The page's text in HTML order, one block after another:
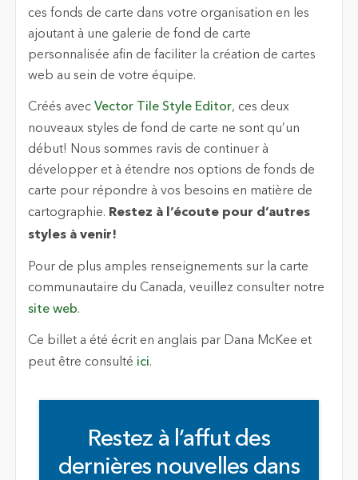
ces fonds de carte dans votre organisation en les
ajoutant à une galerie de fond de carte
personnalisée afin de faciliter la création de cartes
web au sein de votre équipe.
Créés avec Vector Tile Style Editor, ces deux
nouveaux styles de fond de carte ne sont qu’un
début! Nous sommes ravis de continuer à
développer et à étendre nos options de fonds de
carte pour répondre à vos besoins en matière de
cartographie. Restez à l’écoute pour d’autres
styles à venir!
Pour de plus amples renseignements sur la carte
communautaire du Canada, veuillez consulter notre
site web.
Ce billet a été écrit en anglais par Dana McKee et
peut être consulté ici.
Restez à l’affut des
dernières nouvelles dans